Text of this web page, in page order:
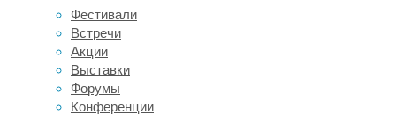
Фестивали
Встречи
Акции
Выставки
Форумы
Конференции
заболевание
связано
с
рядом
других
расстройств,